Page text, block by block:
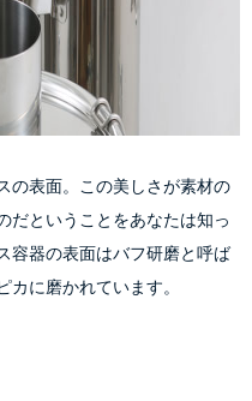
の表面。この美しさが素材の
だということをあなたは知っ
容器の表面はバフ研磨と呼ば